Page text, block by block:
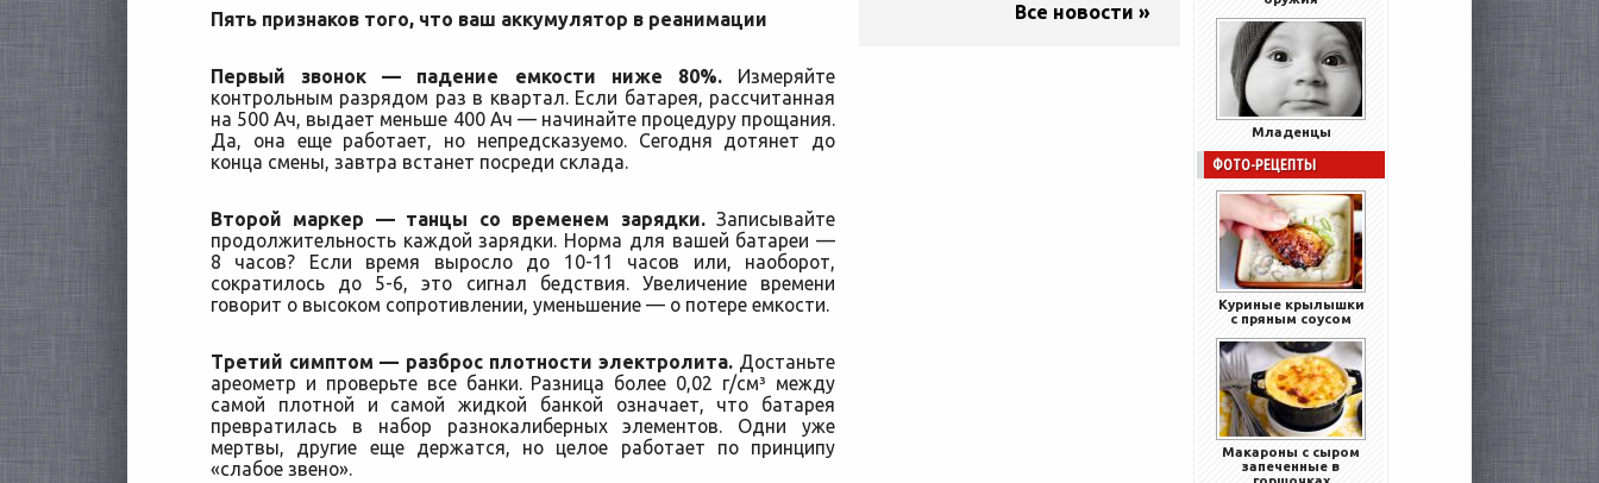
Пять признаков того, что ваш аккумулятор в реанимации
Первый звонок — падение емкости ниже 80%.Измеряйте
контрольным разрядом раз в квартал. Если батарея, рассчитанная
на 500 Ач, выдает меньше 400 Ач — начинайте процедуру прощания.
Да, она еще работает, но непредсказуемо. Сегодня дотянет до
конца смены, завтра встанет посреди склада.
Второй маркер — танцы со временем зарядки.Записывайте
продолжительность каждой зарядки. Норма для вашей батареи —
8 часов? Если время выросло до 10-11 часов или, наоборот,
сократилось до 5-6, это сигнал бедствия. Увеличение времени
говорит о высоком сопротивлении, уменьшение — о потере емкости.
Третий симптом — разброс плотности электролита.Достаньте
ареометр и проверьте все банки. Разница более 0,02 г/см³ между
самой плотной и самой жидкой банкой означает, что батарея
превратилась в набор разнокалиберных элементов. Одни уже
мертвы, другие еще держатся, но целое работает по принципу
«слабое звено».
Все новости »
Младенцы
ФОТО-РЕЦЕПТЫ
Куриные крылышки
с пряным соусом
Макароны с сыром
запеченные в